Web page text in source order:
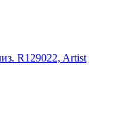
R129022, Artist